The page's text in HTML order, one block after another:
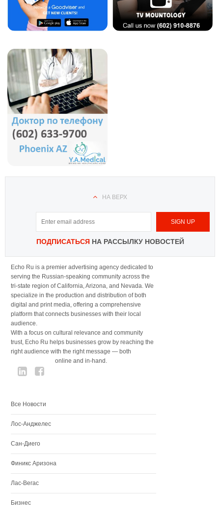
НА ВЕРХ
ПОДПИСАТЬСЯНА РАССЫЛКУ НОВОСТЕЙ
Echo Ru is a premier advertising agency dedicated to
serving the Russian-speaking community across the
tri-state region of California, Arizona, and Nevada. We
specialize in the production and distribution of both
digital and print media, offering a comprehensive
platform that connects businesses with their local
audience.
With a focus on cultural relevance and community
trust, Echo Ru helps businesses grow by reaching the
right audience with the right message — both
online and in-hand.
Все Новости
Лос-Анджелес
Сан-Диего
Финикс Аризона
Лас-Вегас
Бизнес